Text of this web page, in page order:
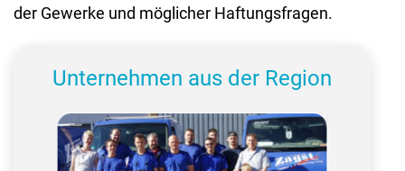
der Gewerke und möglicher Haftungsfragen.
Unternehmen aus der Region